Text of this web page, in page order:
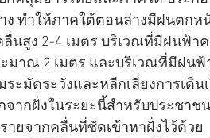
ทำให้ภาคใต้ตอนล่างมีฝนตกห
นสูง 2-4 เมตร บริเวณที่มีฝนฟ้า
มาณ 2 เมตร และบริเวณที่มีฝน
ะมัดระวังและหลีกเลี่ยงการเดิ
จากฝั่งในระยะนี้สำหรับประชาช
ยจากคลื่นที่ซัดเข้าหาฝั่งไว้ด้วย